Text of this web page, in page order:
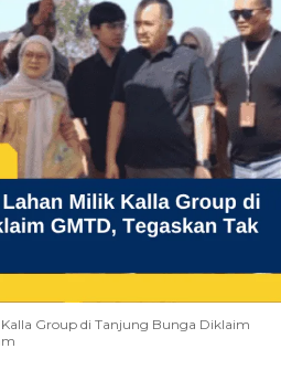
Group di Tanjung Bunga Diklaim